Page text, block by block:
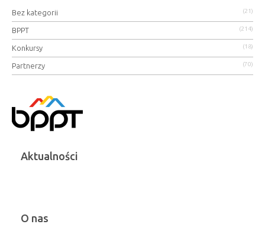
Bez kategorii (21)
BPPT (214)
Konkursy (18)
Partnerzy (70)
Aktualności
O nas